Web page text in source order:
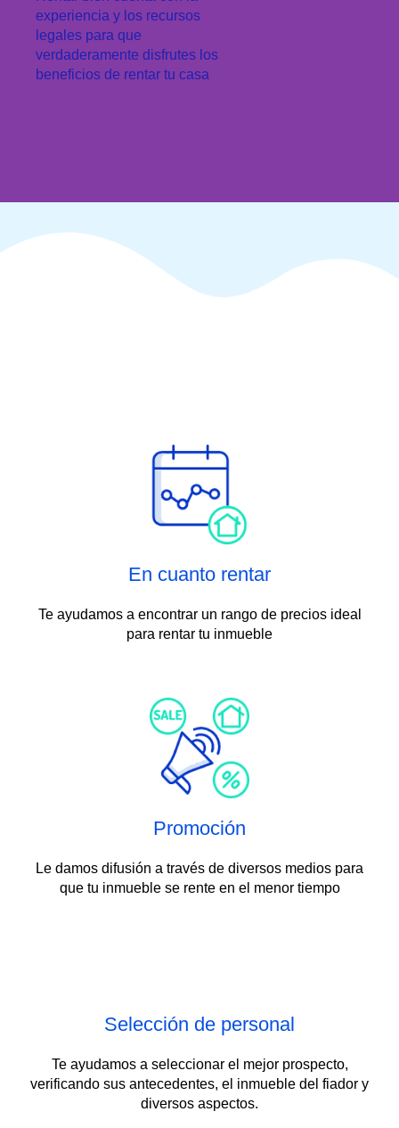
experiencia y los recursos
legales para que
verdaderamente disfrutes los
beneficios de rentar tu casa
En cuanto rentar
Te ayudamos a encontrar un rango de precios ideal
para rentar tu inmueble
Promoción
Le damos difusión a través de diversos medios para
que tu inmueble se rente en el menor tiempo
Selección de personal
Te ayudamos a seleccionar el mejor prospecto,
verificando sus antecedentes, el inmueble del fiador y
diversos aspectos.